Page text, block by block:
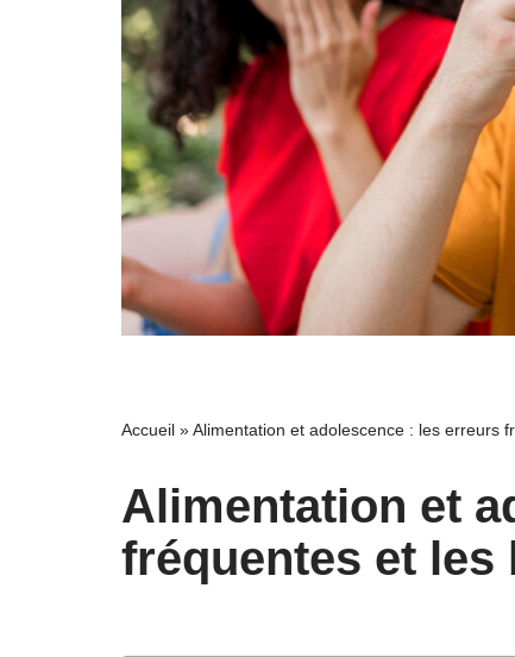
Accueil »Alimentation et adolescence : les erreurs
Alimentation et
fréquentes et les